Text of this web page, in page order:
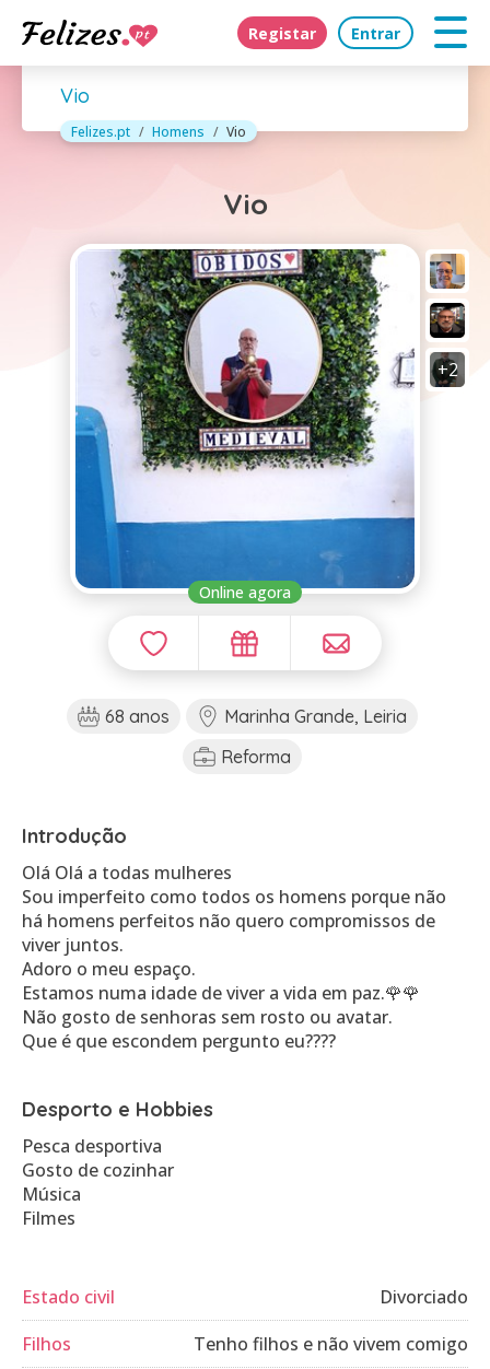
Registar Entrar
Vio
Felizes.pt Homens Vio
Vio
+2
Online agora
68 anos
Marinha Grande, Leiria
Reforma
Introdução
Olá Olá a todas mulheres
Sou imperfeito como todos os homens porque não
há homens perfeitos não quero compromissos de
viver juntos.
Adoro o meu espaço.
Estamos numa idade de viver a vida em paz.🌹🌹
Não gosto de senhoras sem rosto ou avatar.
Que é que escondem pergunto eu????
Desporto e Hobbies
Pesca desportiva
Gosto de cozinhar
Música
Filmes
Estado civil
Divorciado
Filhos
Tenho filhos e não vivem comigo